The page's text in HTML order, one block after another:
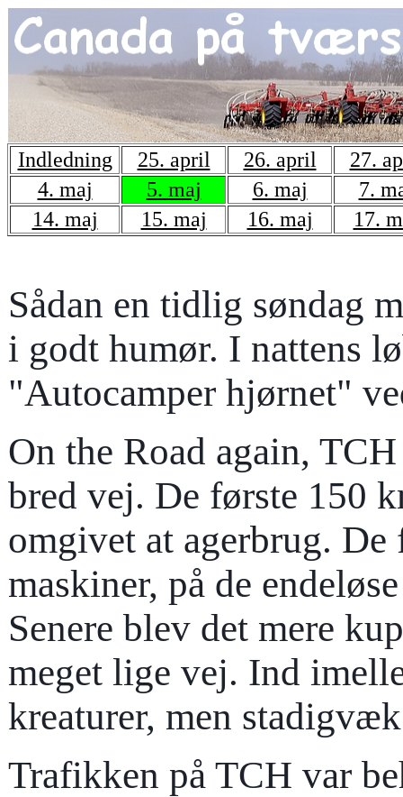
Indledning 25. april 26. april
27.
4. maj
5. maj 6. maj
7.
14. maj
15. maj 16. maj 17.
Sådan en tidlig søndag
i godt humør. I nattens
"Autocamper hjørnet"
On the Road again,
bred vej. De første 150
omgivet at agerbrug. De
maskiner, på de
Senere blev det mere
meget lige vej. Ind
kreaturer, men
Trafikken på TCH var